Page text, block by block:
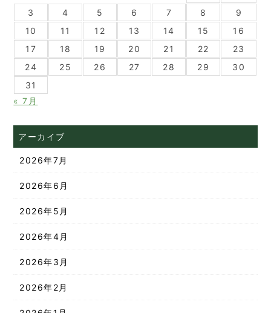
3
4 5 6 7 8
9
10
11 12 13 14 15
16
17
18 19 20 21 22
23
24
25 26 27 28 29
30
31
« 7月
アーカイブ
2026年7月
2026年6月
2026年5月
2026年4月
2026年3月
2026年2月